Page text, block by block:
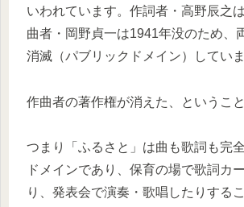
いわれています。作詞者・高野辰之
曲者・岡野貞一は1941年没のため、
消滅（パブリックドメイン）していま
作曲者の著作権が消えた、ということ
つまり「ふるさと」は曲も歌詞も完
ドメインであり、保育の場で歌詞カ
り、発表会で演奏・歌唱したりする